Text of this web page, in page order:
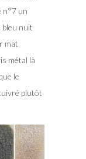
n°7 un
bleu nuit
mat
métal là
le
plutôt